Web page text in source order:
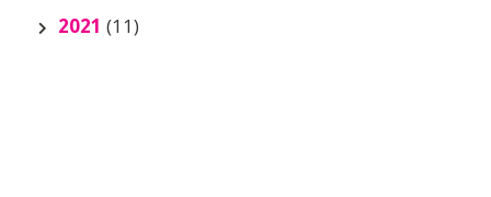
2021 (11)